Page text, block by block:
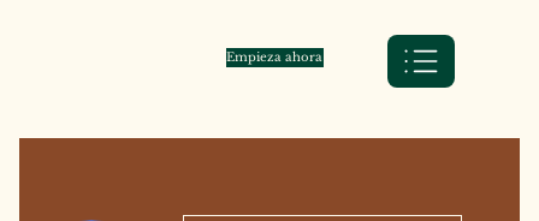
Empieza ahora